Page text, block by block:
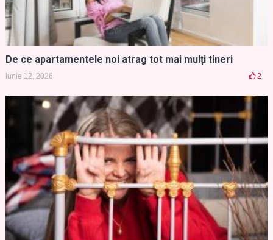
De ce apartamentele noi atrag tot mai mulți tineri
Iunie 12, 2026 2